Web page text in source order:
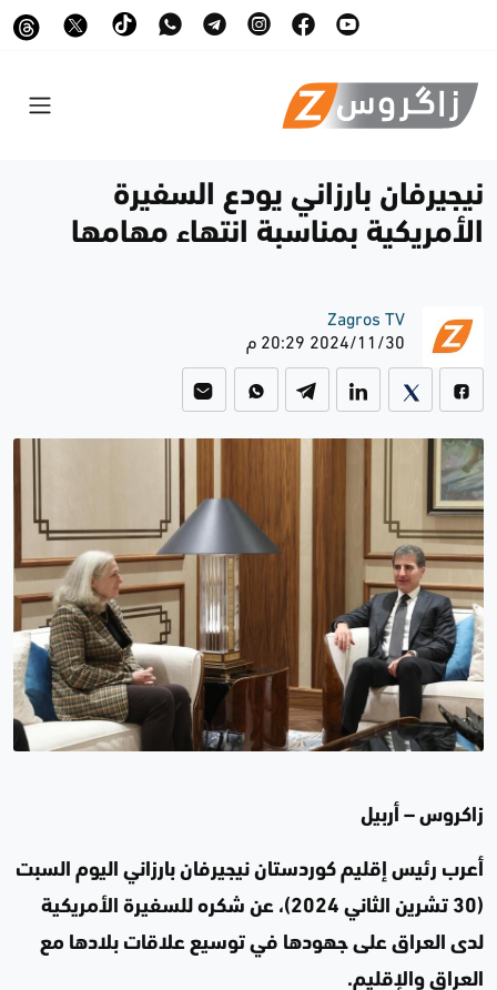
نيجيرفان بارزاني يودع السفيرة
الأمريكية بمناسبة انتهاء مهامها
Zagros TV
2024/11/30 20:29 م
زاكروس – أربيل
أعرب رئيس إقليم كوردستان نيجيرفان بارزاني اليوم السبت
(30 تشرين الثاني 2024)، عن شكره للسفيرة الأمريكية
لدى العراق على جهودها في توسيع علاقات بلادها مع
العراق والإقليم.